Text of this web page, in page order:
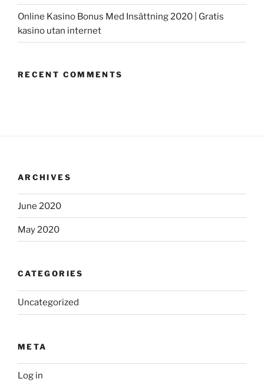
Online Kasino Bonus Med Insättning 2020 | Gratis
kasino utan internet
RECENT COMMENTS
ARCHIVES
June 2020
May 2020
CATEGORIES
Uncategorized
META
Log in